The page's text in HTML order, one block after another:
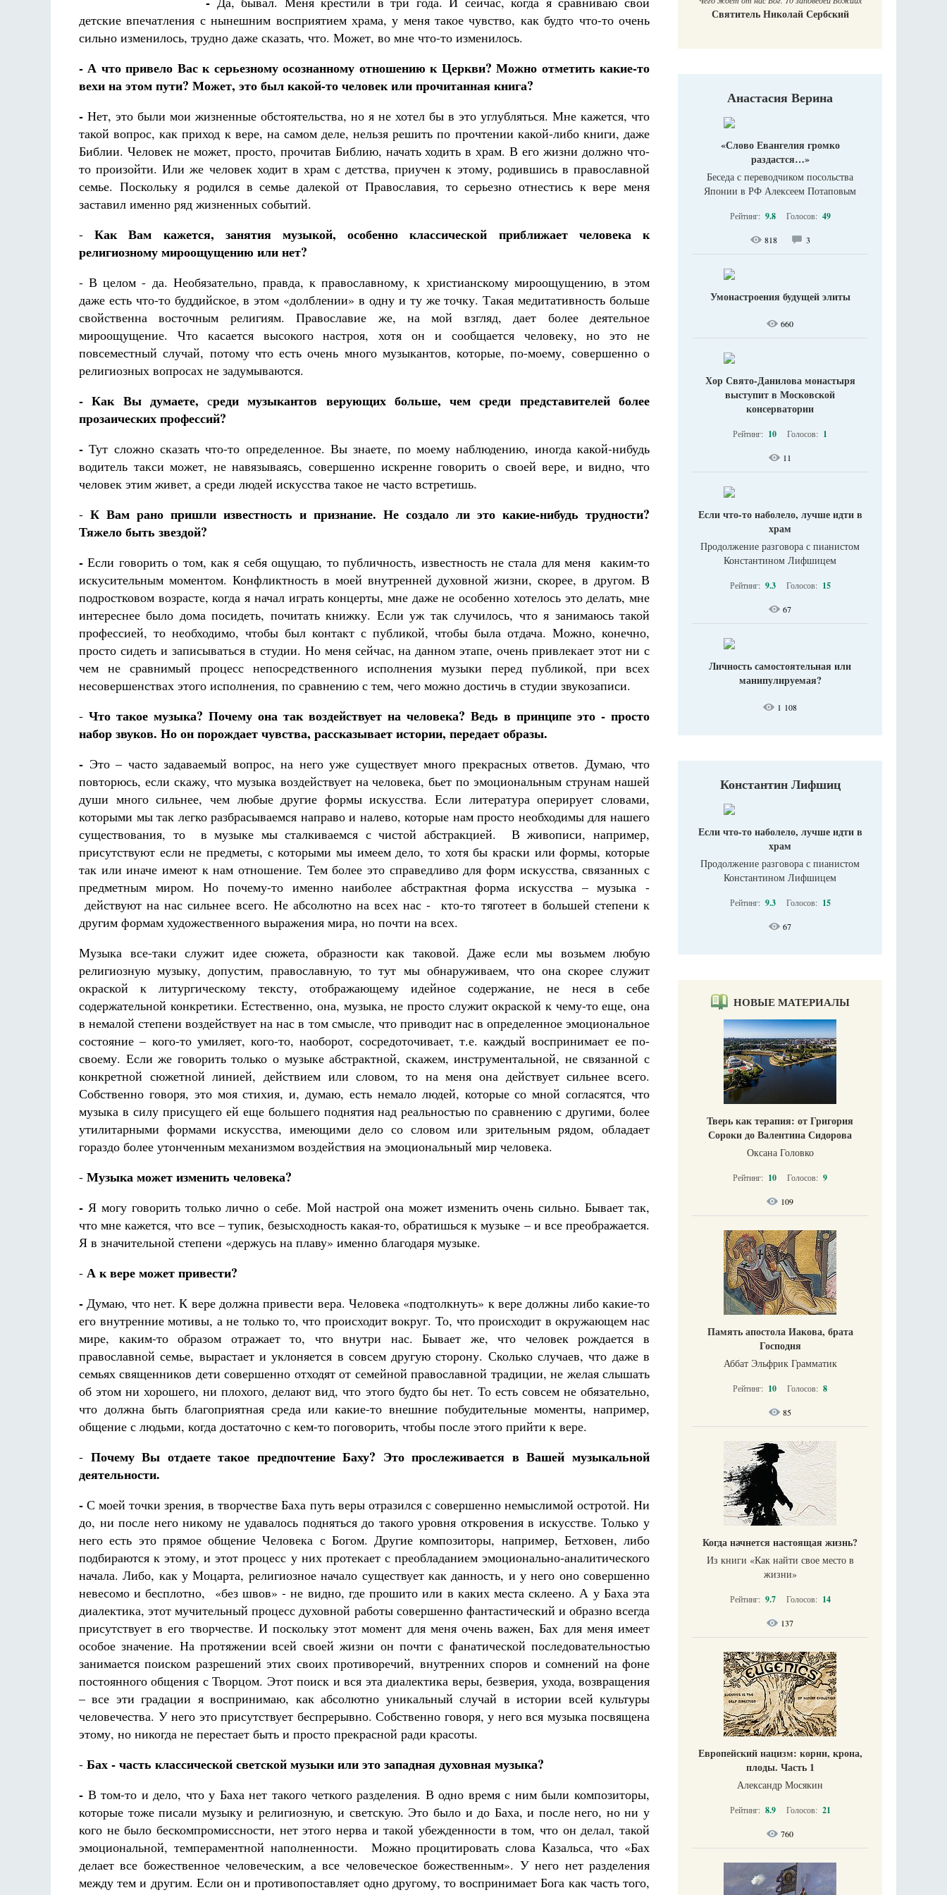
детские впечатления с нынешним восприятием храма, у меня такое чувство, как будто что-то очень
сильно изменилось, трудно даже сказать, что. Может, во мне что-то изменилось.
- А что привело Вас к серьезному осознанному отношению к Церкви? Можно отметить какие-то
вехи на этом пути? Может, это был какой-то человек или прочитанная книга?
- Нет, это были мои жизненные обстоятельства, но я не хотел бы в это углубляться. Мне кажется, что
такой вопрос, как приход к вере, на самом деле, нельзя решить по прочтении какой-либо книги, даже
Библии. Человек не может, просто, прочитав Библию, начать ходить в храм. В его жизни должно что-
то произойти. Или же человек ходит в храм с детства, приучен к этому, родившись в православной
семье. Поскольку я родился в семье далекой от Православия, то серьезно отнестись к вере меня
заставил именно ряд жизненных событий.
-Как Вам кажется, занятия музыкой, особенно классической приближает человека к
религиозному мироощущению или нет?
- В целом - да. Необязательно, правда, к православному, к христианскому мироощущению, в этом
даже есть что-то буддийское, в этом «долблении» в одну и ту же точку. Такая медитативность больше
свойственна восточным религиям. Православие же, на мой взгляд, дает более деятельное
мироощущение. Что касается высокого настроя, хотя он и сообщается человеку, но это не
повсеместный случай, потому что есть очень много музыкантов, которые, по-моему, совершенно о
религиозных вопросах не задумываются.
- Как Вы думаете, среди музыкантов верующих больше, чем среди представителей более
прозаических профессий?
- Тут сложно сказать что-то определенное. Вы знаете, по моему наблюдению, иногда какой-нибудь
водитель такси может, не навязываясь, совершенно искренне говорить о своей вере, и видно, что
человек этим живет, а среди людей искусства такое не часто встретишь.
- К Вам рано пришли известность и признание. Не создало ли это какие-нибудь трудности?
Тяжело быть звездой?
- Если говорить о том, как я себя ощущаю, то публичность, известность не стала для меня каким-то
искусительным моментом. Конфликтность в моей внутренней духовной жизни, скорее, в другом. В
подростковом возрасте, когда я начал играть концерты, мне даже не особенно хотелось это делать, мне
интереснее было дома посидеть, почитать книжку. Если уж так случилось, что я занимаюсь такой
профессией, то необходимо, чтобы был контакт с публикой, чтобы была отдача. Можно, конечно,
просто сидеть и записываться в студии. Но меня сейчас, на данном этапе, очень привлекает этот ни с
чем не сравнимый процесс непосредственного исполнения музыки перед публикой, при всех
несовершенствах этого исполнения, по сравнению с тем, чего можно достичь в студии звукозаписи.
- Что такое музыка? Почему она так воздействует на человека? Ведь в принципе это - просто
набор звуков. Но он порождает чувства, рассказывает истории, передает образы.
- Это – часто задаваемый вопрос, на него уже существует много прекрасных ответов. Думаю, что
повторюсь, если скажу, что музыка воздействует на человека, бьет по эмоциональным струнам нашей
души много сильнее, чем любые другие формы искусства. Если литература оперирует словами,
которыми мы так легко разбрасываемся направо и налево, которые нам просто необходимы для нашего
существования, то в музыке мы сталкиваемся с чистой абстракцией. В живописи, например,
присутствуют если не предметы, с которыми мы имеем дело, то хотя бы краски или формы, которые
так или иначе имеют к нам отношение. Тем более это справедливо для форм искусства, связанных с
предметным миром. Но почему-то именно наиболее абстрактная форма искусства – музыка -
действуют на нас сильнее всего. Не абсолютно на всех нас - кто-то тяготеет в большей степени к
другим формам художественного выражения мира, но почти на всех.
Музыка все-таки служит идее сюжета, образности как таковой. Даже если мы возьмем любую
религиозную музыку, допустим, православную, то тут мы обнаруживаем, что она скорее служит
окраской к литургическому тексту, отображающему идейное содержание, не неся в себе
содержательной конкретики. Естественно, она, музыка, не просто служит окраской к чему-то еще, она
в немалой степени воздействует на нас в том смысле, что приводит нас в определенное эмоциональное
состояние – кого-то умиляет, кого-то, наоборот, сосредоточивает, т.е. каждый воспринимает ее по-
своему. Если же говорить только о музыке абстрактной, скажем, инструментальной, не связанной с
конкретной сюжетной линией, действием или словом, то на меня она действует сильнее всего.
Собственно говоря, это моя стихия, и, думаю, есть немало людей, которые со мной согласятся, что
музыка в силу присущего ей еще большего поднятия над реальностью по сравнению с другими, более
утилитарными формами искусства, имеющими дело со словом или зрительным рядом, обладает
гораздо более утонченным механизмом воздействия на эмоциональный мир человека.
- Музыка может изменить человека?
- Я могу говорить только лично о себе. Мой настрой она может изменить очень сильно. Бывает так,
что мне кажется, что все – тупик, безысходность какая-то, обратишься к музыке – и все преображается.
Я в значительной степени «держусь на плаву» именно благодаря музыке.
- А к вере может привести?
-Думаю, что нет. К вере должна привести вера. Человека «подтолкнуть» к вере должны либо какие-то
его внутренние мотивы, а не только то, что происходит вокруг. То, что происходит в окружающем нас
мире, каким-то образом отражает то, что внутри нас. Бывает же, что человек рождается в
православной семье, вырастает и уклоняется в совсем другую сторону. Сколько случаев, что даже в
семьях священников дети совершенно отходят от семейной православной традиции, не желая слышать
об этом ни хорошего, ни плохого, делают вид, что этого будто бы нет. То есть совсем не обязательно,
что должна быть благоприятная среда или какие-то внешние побудительные моменты, например,
общение с людьми, когда достаточно с кем-то поговорить, чтобы после этого прийти к вере.
- Почему Вы отдаете такое предпочтение Баху? Это прослеживается в Вашей музыкальной
деятельности.
-С моей точки зрения, в творчестве Баха путь веры отразился с совершенно немыслимой остротой. Ни
до, ни после него никому не удавалось подняться до такого уровня откровения в искусстве. Только у
него есть это прямое общение Человека с Богом. Другие композиторы, например, Бетховен, либо
подбираются к этому, и этот процесс у них протекает с преобладанием эмоционально-аналитического
начала. Либо, как у Моцарта, религиозное начало существует как данность, и у него оно совершенно
невесомо и бесплотно, «без швов» - не видно, где прошито или в каких места склеено. А у Баха эта
диалектика, этот мучительный процесс духовной работы совершенно фантастический и образно всегда
присутствует в его творчестве. И поскольку этот момент для меня очень важен, Бах для меня имеет
особое значение. На протяжении всей своей жизни он почти с фанатической последовательностью
занимается поиском разрешений этих своих противоречий, внутренних споров и сомнений на фоне
постоянного общения с Творцом. Этот поиск и вся эта диалектика веры, безверия, ухода, возвращения
– все эти градации я воспринимаю, как абсолютно уникальный случай в истории всей культуры
человечества. У него это присутствует беспрерывно. Собственно говоря, у него вся музыка посвящена
этому, но никогда не перестает быть и просто прекрасной ради красоты.
- Бах - часть классической светской музыки или это западная духовная музыка?
- В том-то и дело, что у Баха нет такого четкого разделения. В одно время с ним были композиторы,
которые тоже писали музыку и религиозную, и светскую. Это было и до Баха, и после него, но ни у
кого не было бескомпромиссности, нет этого нерва и такой убежденности в том, что он делал, такой
эмоциональной, темпераментной наполненности. Можно процитировать слова Казальса, что «Бах
делает все божественное человеческим, а все человеческое божественным». У него нет разделения
между тем и другим. Если он и противопоставляет одно другому, то воспринимает Бога как часть того,
Святитель Николай Сербский
Анастасия Верина
«Слово Евангелия громко
раздастся…»
Беседа с переводчиком посольства
Японии в РФ Алексеем Потаповым
Рейтинг: 9.8 Голосов: 49
818 3
Умонастроения будущей элиты
660
Хор Свято-Данилова монастыря
выступит в Московской
консерватории
Рейтинг: 10 Голосов: 1
11
Если что-то наболело, лучше идти в
храм
Продолжение разговора с пианистом
Константином Лифшицем
Рейтинг: 9.3 Голосов: 15
67
Личность самостоятельная или
манипулируемая?
1 108
Константин Лифшиц
Если что-то наболело, лучше идти в
храм
Продолжение разговора с пианистом
Константином Лифшицем
Рейтинг: 9.3 Голосов: 15
67
НОВЫЕ МАТЕРИАЛЫ
Тверь как терапия: от Григория
Сороки до Валентина Сидорова
Оксана Головко
Рейтинг: 10 Голосов: 9
109
Память апостола Иакова, брата
Господня
Аббат Эльфрик Грамматик
Рейтинг: 10 Голосов: 8
85
Когда начнется настоящая жизнь?
Из книги «Как найти свое место в
жизни​»
Рейтинг: 9.7 Голосов: 14
137
Европейский нацизм: корни, крона,
плоды. Часть 1
Александр Мосякин
Рейтинг: 8.9 Голосов: 21
760